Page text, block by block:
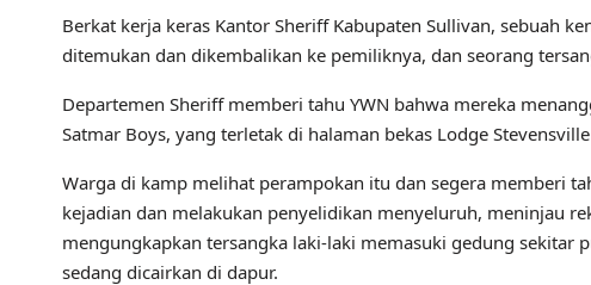
Berkat kerja keras Kantor Sheriff Kabupaten Sullivan, sebuah
ditemukan dan dikembalikan ke pemiliknya, dan seorang
Departemen Sheriff memberi tahu YWN bahwa mereka
Satmar Boys, yang terletak di halaman bekas Lodge
Warga di kamp melihat perampokan itu dan segera memberi
kejadian dan melakukan penyelidikan menyeluruh, meninjau
mengungkapkan tersangka laki-laki memasuki gedung sekitar
sedang dicairkan di dapur.